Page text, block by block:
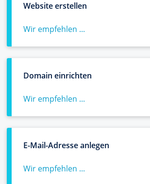
Website erstellen
Wir empfehlen ...
Domain einrichten
Wir empfehlen ...
E-Mail-Adresse anlegen
Wir empfehlen ...